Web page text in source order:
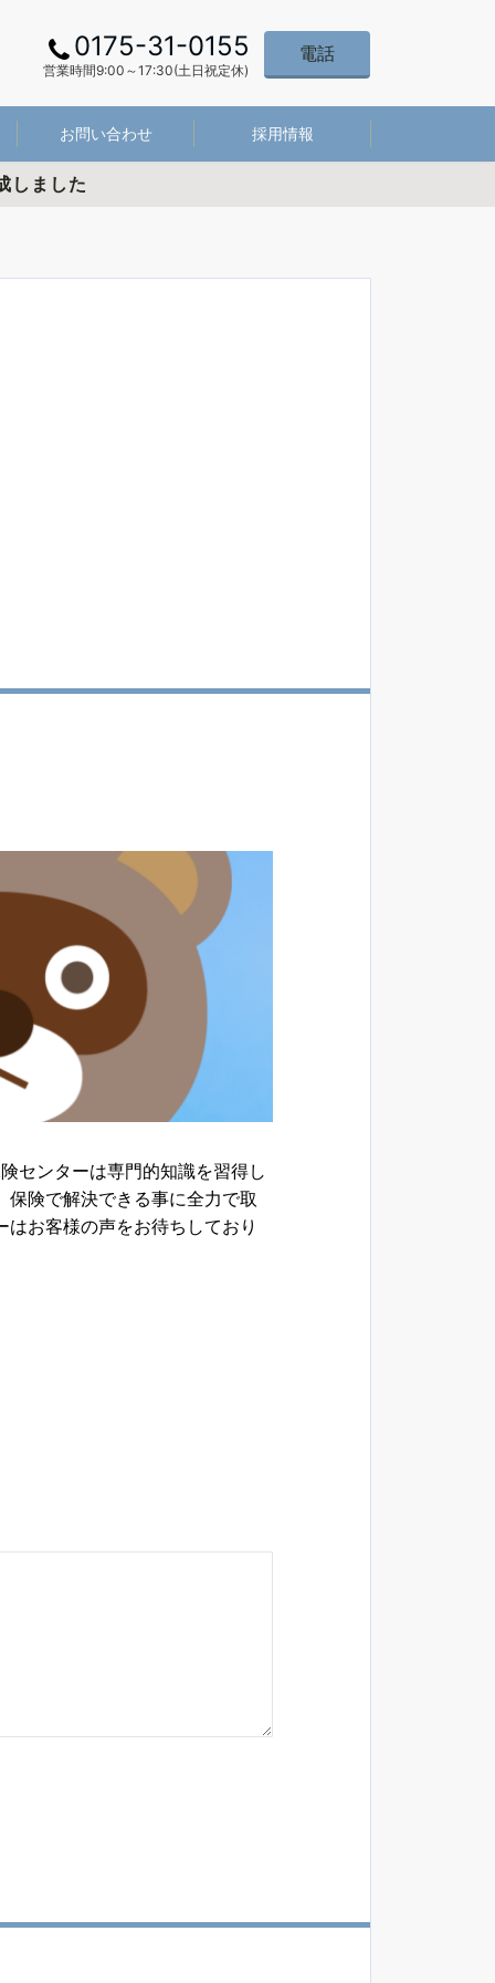
0175-31-0155
営業時間9:00～17:30(土日祝定休)
電話
お問い合わせ 採用情報
しました
センターは専門的知識を習得し
険で解決できる事に全力で取
お客様の声をお待ちしており